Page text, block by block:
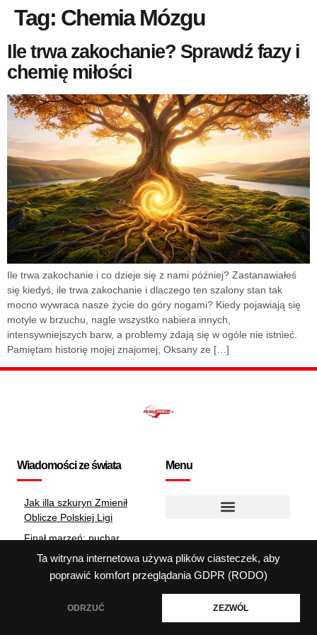
Ta witryna internetowa używa plików ciasteczek, aby
poprawić komfort przeglądania GDPR (RODO)
ODRZUĆ ZEZWÓL
Tag: Chemia Mózgu
Ile trwa zakochanie? Sprawdź fazy i
chemię miłości
Ile trwa zakochanie i co dzieje się z nami później? Zastanawiałeś
się kiedyś, ile trwa zakochanie i dlaczego ten szalony stan tak
mocno wywraca nasze życie do góry nogami? Kiedy pojawiają się
motyle w brzuchu, nagle wszystko nabiera innych,
intensywniejszych barw, a problemy zdają się w ogóle nie istnieć.
Pamiętam historię mojej znajomej, Oksany ze […]
Wiadomości ze świata
Jak illa szkuryn Zmienił
Oblicze Polskiej Ligi
Finał marzeń: puchar
polski 2025 w pigułce
Najlepsze nowe filmy
Menu